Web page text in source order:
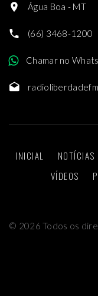
Água Boa - MT
(66) 3468-1200
Chamar no
INICIAL NOTÍCIAS
VÍDEOS
© 2026 Todos os